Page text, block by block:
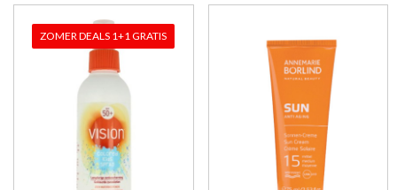
ZOMER DEALS 1+1 GRATIS